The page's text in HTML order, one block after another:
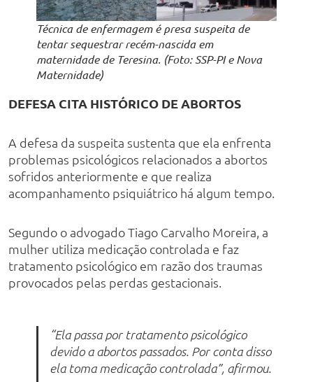
Técnica de enfermagem é presa suspeita de
tentar sequestrar recém-nascida em
maternidade de Teresina. (Foto: SSP-PI e Nova
Maternidade)
DEFESA CITA HISTÓRICO DE ABORTOS
A defesa da suspeita sustenta que ela enfrenta
problemas psicológicos relacionados a abortos
sofridos anteriormente e que realiza
acompanhamento psiquiátrico há algum tempo.
Segundo o advogado Tiago Carvalho Moreira, a
mulher utiliza medicação controlada e faz
tratamento psicológico em razão dos traumas
provocados pelas perdas gestacionais.
“Ela passa por tratamento psicológico
devido a abortos passados. Por conta disso
ela toma medicação controlada”, afirmou.